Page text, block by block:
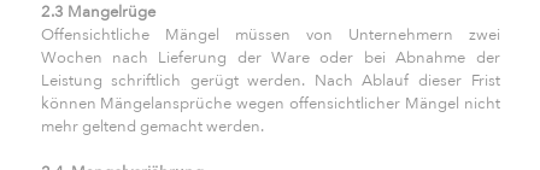
2.3 Mangelrüge
Offensichtliche Mängel müssen von Unternehmern zwei
Wochen nach Lieferung der Ware oder bei Abnahme der
Leistung schriftlich gerügt werden. Nach Ablauf dieser Frist
können Mängelansprüche wegen offensichtlicher Mängel nicht
mehr geltend gemacht werden.